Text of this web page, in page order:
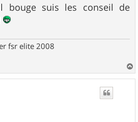
bouge suis les conseil de
fsr elite 2008
a